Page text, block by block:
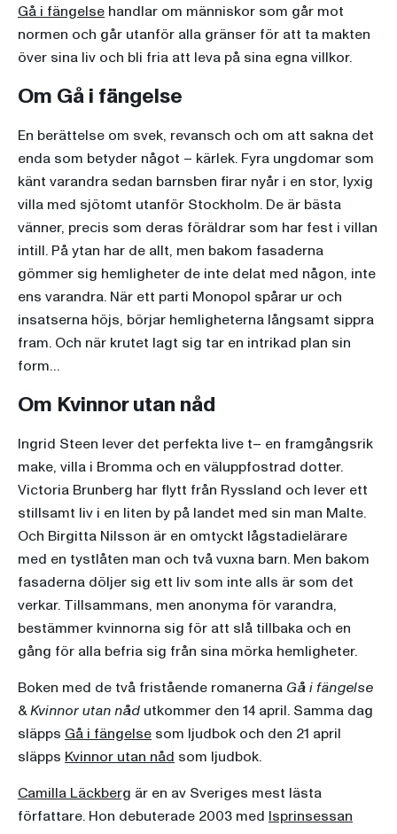
Gå i fängelse handlar om människor som går mot
normen och går utanför alla gränser för att ta makten
över sina liv och bli fria att leva på sina egna villkor.
Om Gå i fängelse
En berättelse om svek, revansch och om att sakna det
enda som betyder något – kärlek. Fyra ungdomar som
känt varandra sedan barnsben firar nyår i en stor, lyxig
villa med sjötomt utanför Stockholm. De är bästa
vänner, precis som deras föräldrar som har fest i villan
intill. På ytan har de allt, men bakom fasaderna
gömmer sig hemligheter de inte delat med någon, inte
ens varandra. När ett parti Monopol spårar ur och
insatserna höjs, börjar hemligheterna långsamt sippra
fram. Och när krutet lagt sig tar en intrikad plan sin
form…
Om Kvinnor utan nåd
Ingrid Steen lever det perfekta live t– en framgångsrik
make, villa i Bromma och en väluppfostrad dotter.
Victoria Brunberg har flytt från Ryssland och lever ett
stillsamt liv i en liten by på landet med sin man Malte.
Och Birgitta Nilsson är en omtyckt lågstadielärare
med en tystlåten man och två vuxna barn. Men bakom
fasaderna döljer sig ett liv som inte alls är som det
verkar. Tillsammans, men anonyma för varandra,
bestämmer kvinnorna sig för att slå tillbaka och en
gång för alla befria sig från sina mörka hemligheter.
Boken med de två fristående romanerna Gå i fängelse
&Kvinnor utan nåd utkommer den 14 april. Samma dag
släpps Gå i fängelse som ljudbok och den 21 april
släpps Kvinnor utan nåd som ljudbok.
Camilla Läckberg är en av Sveriges mest lästa
författare. Hon debuterade 2003 med Isprinsessan